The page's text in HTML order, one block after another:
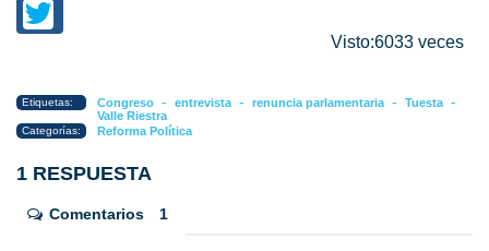
Visto:6033 veces
Etiquetas: Congreso - entrevista - renuncia parlamentaria - Tuesta -
Valle Riestra
Categorías: Reforma Política
1 RESPUESTA
Comentarios 1